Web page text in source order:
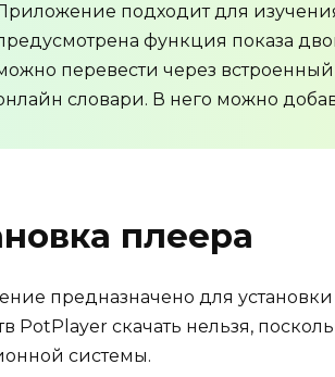
подходит для
функция показа
перевести через
словари. В него можно
плеера
предназначено для
PotPlayer скачать нельзя,
системы.